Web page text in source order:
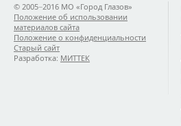
© 2005−2016 МО «Город Глазов»
Положение об использовании
материалов сайта
Положение о конфиденциальности
Старый сайт
Разработка: МИТТЕК